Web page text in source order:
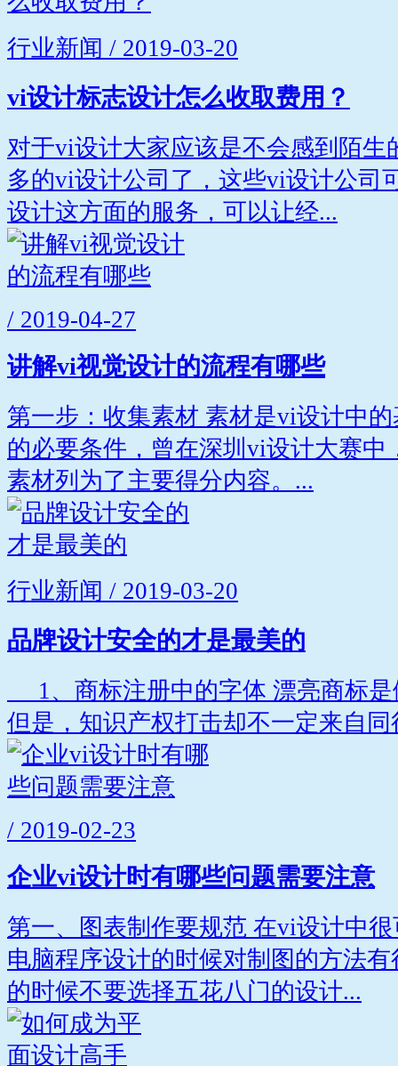
行业新闻 / 2019-03-20
vi设计标志设计怎么收取费用？
对于vi设计大家应该是不会感到陌生
多的vi设计公司了，这些vi设计公司
设计这方面的服务，可以让经...
/ 2019-04-27
讲解vi视觉设计的流程有哪些
第一步：收集素材 素材是vi设计中
的必要条件，曾在深圳vi设计大赛
素材列为了主要得分内容。...
行业新闻 / 2019-03-20
品牌设计安全的才是最美的
1、商标注册中的字体 漂亮商标是
但是，知识产权打击却不一定来自
/ 2019-02-23
企业vi设计时有哪些问题需要注意
第一、图表制作要规范 在vi设计中
电脑程序设计的时候对制图的方法
的时候不要选择五花八门的设计...